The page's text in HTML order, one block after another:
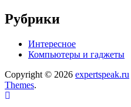
Рубрики
Интересное
Компьютеры и гаджеты
Copyright © 2026 expertspeak.ru
Themes.